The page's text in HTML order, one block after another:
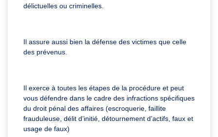
délictuelles ou criminelles.
Il assure aussi bien la défense des victimes que celle
des prévenus.
Il exerce à toutes les étapes de la procédure et peut
vous défendre dans le cadre des infractions spécifiques
du droit pénal des affaires (escroquerie, faillite
frauduleuse, délit d’initié, détournement d’actifs, faux et
usage de faux)